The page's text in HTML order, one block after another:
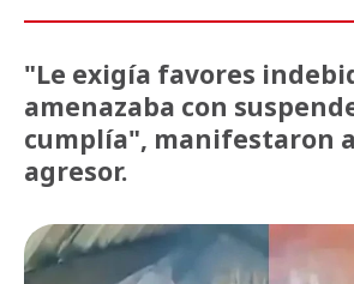
"Le exigía favores
amenazaba con
cumplía", manifestaron
agresor.